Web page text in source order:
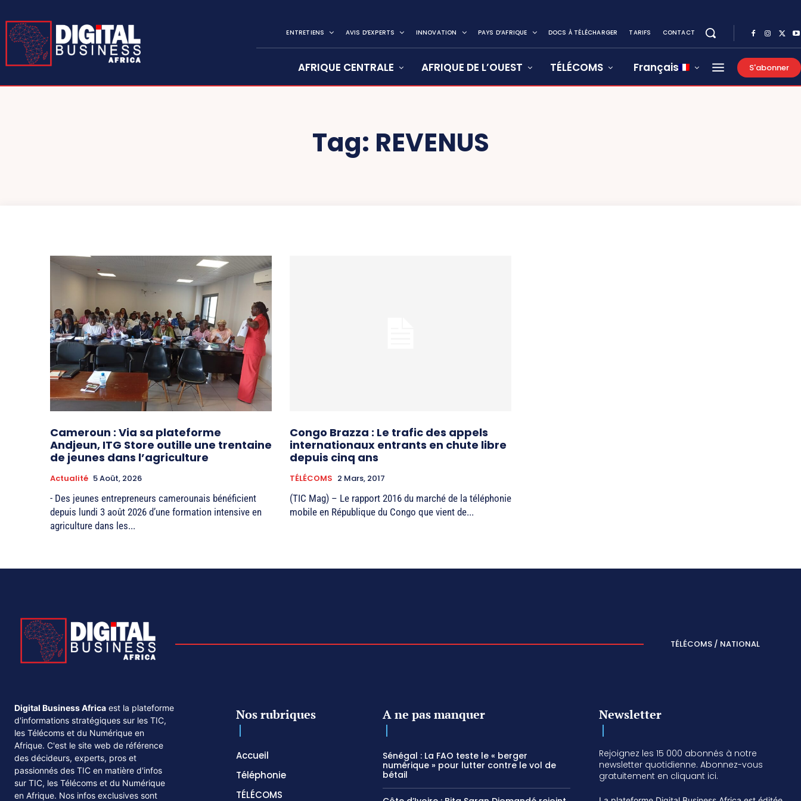
ENTRETIENS AVIS D’EXPERTS INNOVATION PAYS D’AFRIQUE DOCS À TÉLÉCHARGER TARIFS CONTACT
AFRIQUE CENTRALE AFRIQUE DE L’OUEST TÉLÉCOMS Français S'abonner
Tag: REVENUS
Cameroun : Via sa plateforme
Andjeun, ITG Store outille une trentaine
de jeunes dans l’agriculture
Actualité 5 Août, 2026
- Des jeunes entrepreneurs camerounais bénéficient
depuis lundi 3 août 2026 d’une formation intensive en
agriculture dans les...
Congo Brazza : Le trafic des appels
internationaux entrants en chute libre
depuis cinq ans
TÉLÉCOMS 2 Mars, 2017
(TIC Mag) – Le rapport 2016 du marché de la téléphonie
mobile en République du Congo que vient de...
TÉLÉCOMS / NATIONAL
Digital Business Africa est la plateforme
d'informations stratégiques sur les TIC,
les Télécoms et du Numérique en
Afrique. C'est le site web de référence
des décideurs, experts, pros et
passionnés des TIC en matière d'infos
sur TIC, les Télécoms et du Numérique
en Afrique. Nos infos exclusives sont
Nos rubriques
Accueil
Téléphonie
TÉLÉCOMS
A ne pas manquer
Sénégal : La FAO teste le « berger
numérique » pour lutter contre le vol de
bétail
Newsletter
Rejoignez les 15 000 abonnés à notre
newsletter quotidienne. Abonnez-vous
gratuitement en cliquant ici.